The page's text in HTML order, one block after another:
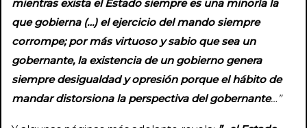
mientras exista el Estado siempre es una minoría la
que gobierna (…) el ejercicio del mando siempre
corrompe; por más virtuoso y sabio que sea un
gobernante, la existencia de un gobierno genera
siempre desigualdad y opresión porque el hábito de
mandar distorsiona la perspectiva del gobernante…”